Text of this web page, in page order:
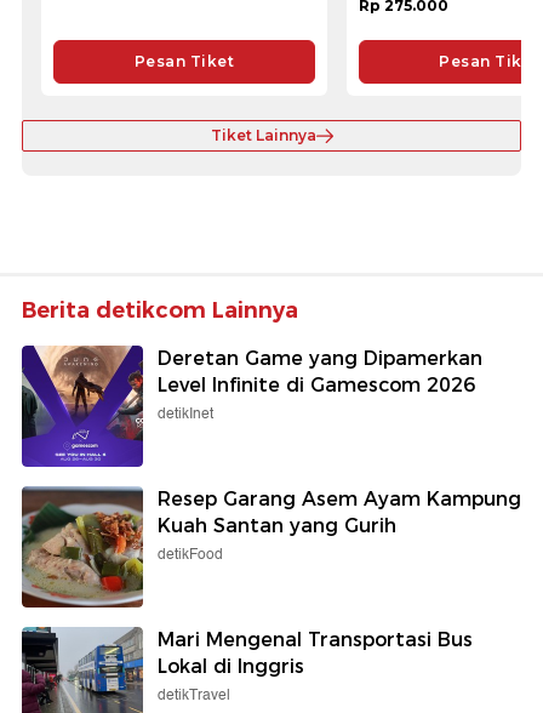
Pesan Tiket
Rp 275.000
Pesan Tiket
Tiket Lainnya
Berita detikcom Lainnya
Deretan Game yang Dipamerkan
Level Infinite di Gamescom 2026
detikInet
Resep Garang Asem Ayam Kampung
Kuah Santan yang Gurih
detikFood
Mari Mengenal Transportasi Bus
Lokal di Inggris
detikTravel